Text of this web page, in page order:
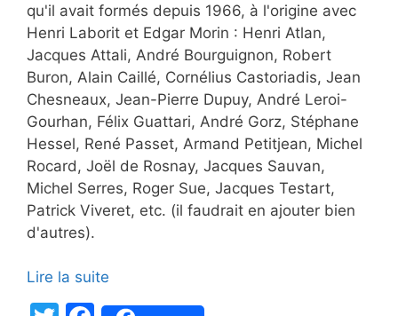
qu'il avait formés depuis 1966, à l'origine avec
Henri Laborit et Edgar Morin : Henri Atlan,
Jacques Attali, André Bourguignon, Robert
Buron, Alain Caillé, Cornélius Castoriadis, Jean
Chesneaux, Jean-Pierre Dupuy, André Leroi-
Gourhan, Félix Guattari, André Gorz, Stéphane
Hessel, René Passet, Armand Petitjean, Michel
Rocard, Joël de Rosnay, Jacques Sauvan,
Michel Serres, Roger Sue, Jacques Testart,
Patrick Viveret, etc. (il faudrait en ajouter bien
d'autres).
Lire la suite